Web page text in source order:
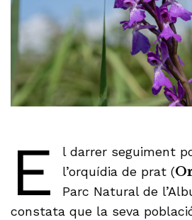
E
l darrer seguiment
l’orquídia de prat (
Parc Natural de
constata que la seva